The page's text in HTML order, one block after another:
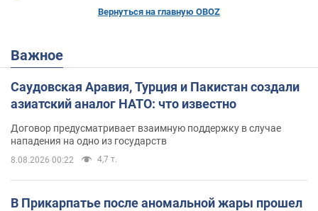
Вернуться на главную OBOZ
Важное
Саудовская Аравия, Турция и Пакистан создали
азиатский аналог НАТО: что известно
Договор предусматривает взаимную поддержку в случае
нападения на одно из государств
8.08.2026 00:22 4,7 т.
В Прикарпатье после аномальной жары прошел